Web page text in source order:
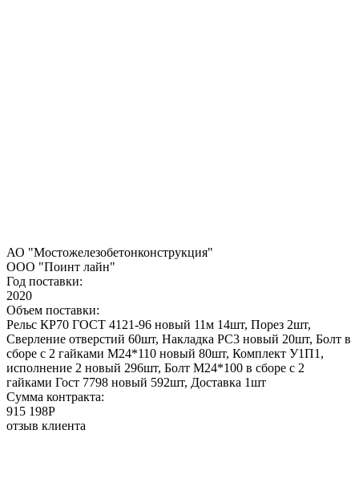
АО "Мостожелезобетонконструкция"
ООО "Поинт лайн"
Год поставки:
2020
Объем поставки:
Рельс КР70 ГОСТ 4121-96 новый 11м 14шт, Порез 2шт,
Сверление отверстий 60шт, Накладка РС3 новый 20шт, Болт в
сборе с 2 гайками М24*110 новый 80шт, Комплект У1П1,
исполнение 2 новый 296шт, Болт М24*100 в сборе с 2
гайками Гост 7798 новый 592шт, Доставка 1шт
Сумма контракта:
915 198P
отзыв клиента